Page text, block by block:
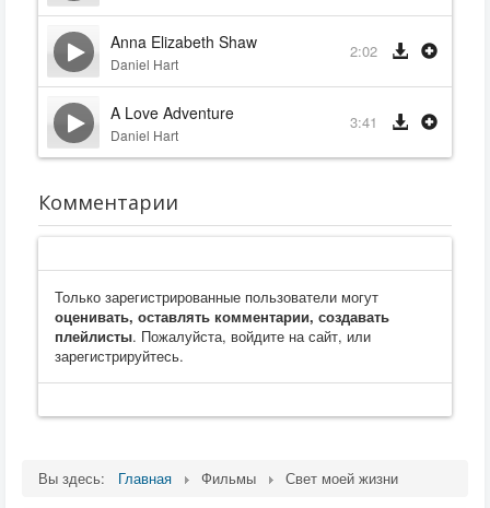
Anna Elizabeth Shaw
Daniel Hart
2:02
A Love Adventure
Daniel Hart
3:41
Комментарии
Только зарегистрированные пользователи могут
оценивать, оставлять комментарии, создавать
плейлисты. Пожалуйста, войдите на сайт, или
зарегистрируйтесь.
Вы здесь: Главная Фильмы Свет моей жизни